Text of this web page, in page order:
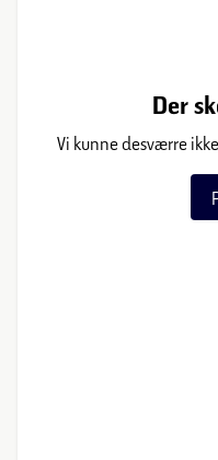
Der
Vi kunne desværre